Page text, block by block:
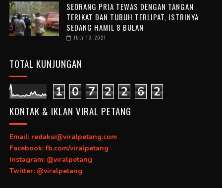
SEORANG PRIA TEWAS DENGAN TANGAN
TERIKAT DAN TUBUH TERLIPAT, ISTRINYA
SEDANG HAMIL 8 BULAN
JULY 13, 2021
TOTAL KUNJUNGAN
1 0 7 2 2 6 2
KONTAK & IKLAN VIRAL PETANG
Email: redaksi@viralpetang.com
Facebook: fb.com/viralpetang
Instagram: @viralpetang
Twitter: @viralpetang